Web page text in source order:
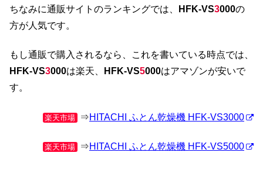
ちなみに通販サイトのランキングでは、 HFK-VS3000の
方が人気です。
もし通販で購入されるなら、これを書いている時点では、
HFK-VS3000は楽天、 HFK-VS5000はアマゾンが安いで
す。
楽天市場 ⇒HITACHI ふとん乾燥機 HFK-VS3000
楽天市場 ⇒HITACHI ふとん乾燥機 HFK-VS5000